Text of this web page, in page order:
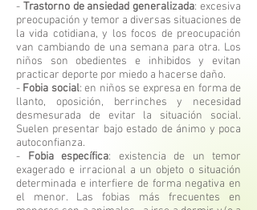
- Trastorno de ansiedad generalizada: excesiva
preocupación y temor a diversas situaciones de
la vida cotidiana, y los focos de preocupación
van cambiando de una semana para otra. Los
niños son obedientes e inhibidos y evitan
practicar deporte por miedo a hacerse daño.
- Fobia social: en niños se expresa en forma de
llanto, oposición, berrinches y necesidad
desmesurada de evitar la situación social.
Suelen presentar bajo estado de ánimo y poca
autoconfianza.
- Fobia específica: existencia de un temor
exagerado e irracional a un objeto o situación
determinada e interfiere de forma negativa en
el menor. Las fobias más frecuentes en